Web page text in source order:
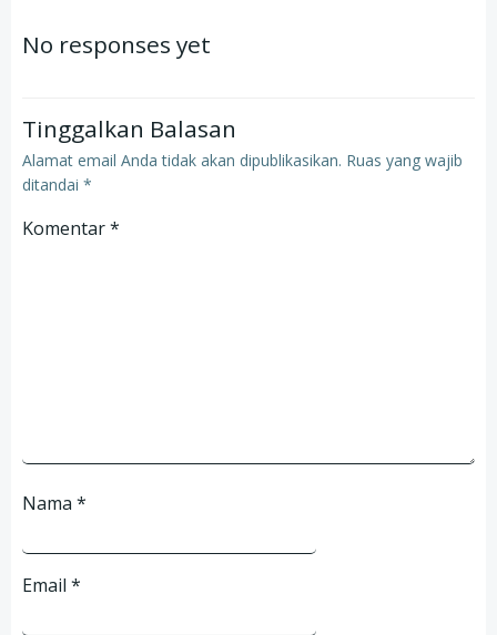
navigation
No responses yet
Tinggalkan Balasan
Alamat email Anda tidak akan dipublikasikan. Ruas yang wajib
ditandai *
Komentar*
Nama *
Email *